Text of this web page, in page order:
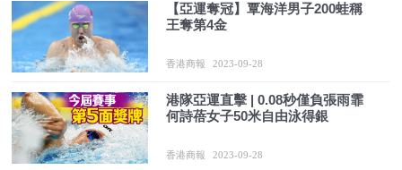
【亞運奪冠】覃海洋男子200蛙稱
王奪第4金
香港商報 2023-09-28
港隊亞運直擊 | 0.08秒僅負張雨霏
何詩蓓女子50米自由泳得銀
香港商報 2023-09-28